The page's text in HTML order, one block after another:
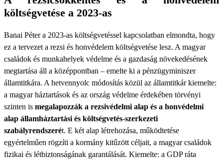
költségvetése a 2023-as
Banai Péter a 2023-as költségvetéssel kapcsolatban elmondta, hogy
ez a tervezet a rezsi és honvédelem költségvetése lesz. A magyar
családok és munkahelyek védelme és a gazdaság növekedésének
megtartása áll a középpontban – emelte ki a pénzügyminiszer
államtitkára. A hetvennyolc módosítás közül az államtitkár kiemelte:
a magyar háztartások és az ország védelme érdekében törvényi
szinten is megalapozzák a rezsivédelmi alap és a honvédelmi
alap államháztartási és költségvetés-szerkezeti
szabályrendszerét. E két alap létrehozása, működtetése
egyértelműen rögzíti a kormány kitűzött céljait, a magyar családok
fizikai és létbiztonságának garantálását. Kiemelte: a GDP ráta